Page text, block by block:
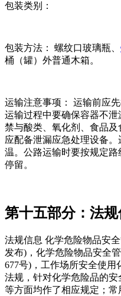
包装类别：
包装方法： 螺纹口玻璃瓶、
桶（罐）外普通木箱。
运输注意事项： 运输前应
运输过程中要确保容器不
禁与酸类、氧化剂、食品及
应配备泄漏应急处理设备
温。公路运输时要按规定
停留。
第十五部分：法
法规信息 化学危险物品安
发布)，化学危险物品安全
677号)，工作场所安全使用
法规，针对化学危险品的
等方面均作了相应规定；